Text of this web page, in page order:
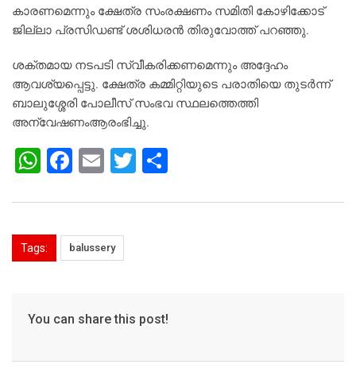
കാരണമെന്നും ക്ഷേത്ര സംരക്ഷണം സമിതി കോഴിക്കോട്
ജില്ലാ പ്രസിഡണ്ട് ശശിധരന്‍ തിരുവോത്ത് പറഞ്ഞു.
ശക്തമായ നടപടി സ്വീകരിക്കണമെന്നും അദ്ദേഹം
ആവശ്യപ്പെട്ടു. ക്ഷേത്ര കമ്മിറ്റിയുടെ പരാതിയെ തുടര്‍ന്ന്
ബാലുശ്ശേരി പോലീസ് സംഭവ സ്ഥലത്തെത്തി
അന്വേഷണംആരംഭിച്ചു.
W
at
s
A
p
F
c
e
b
o
E
ai
l
T
tt ar
Tags: balussery
You can share this post!